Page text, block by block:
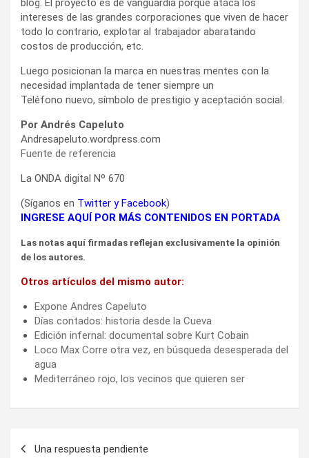
blog. El proyecto es de vanguardia porque ataca los
intereses de las grandes corporaciones que viven de hacer
todo lo contrario, explotar al trabajador abaratando
costos de producción, etc.
Luego posicionan la marca en nuestras mentes con la
necesidad implantada de tener siempre un
Teléfono nuevo, símbolo de prestigio y aceptación social.
Por Andrés Capeluto
Andresapeluto.wordpress.com
Fuente de referencia
La ONDA digital Nº 670
(Síganos en Twitter yFacebook)
INGRESE AQUÍ POR MÁS CONTENIDOS EN PORTADA
Las notas aquí firmadas reflejan exclusivamente la opinión
de los autores.
Otros artículos del mismo autor:
Expone Andres Capeluto
Días contados: historia desde la Cueva
Edición infernal: documental sobre Kurt Cobain
Loco Max Corre otra vez, en búsqueda desesperada del
agua
Mediterráneo rojo, los vecinos que quieren ser
Una respuesta pendiente